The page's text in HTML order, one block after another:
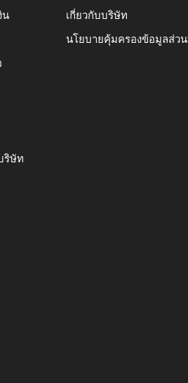
น
ริษัท
เกี่ยวกับบริษัท
นโยบายคุ้มครองข้อมูลส่ว